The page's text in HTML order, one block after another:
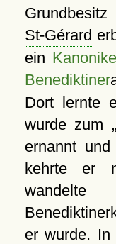
St-Gérard
ein
Benediktiner
Dort lernte
wurde zum
ernannt
kehrte er
er wurde.